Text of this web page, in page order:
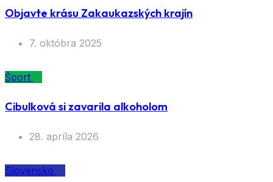
Objavte krásu Zakaukazských krajín
7. októbra 2025
Šport
Cibulková si zavarila alkoholom
28. apríla 2026
Slovensko